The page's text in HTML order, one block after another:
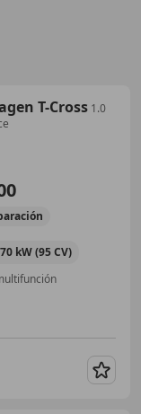
T-Cross 1.0
70 kW (95 CV)